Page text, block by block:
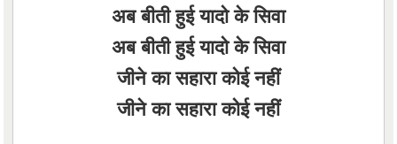
अब बीती हुई यादो के सिवा
अब बीती हुई यादो के सिवा
जीने का सहारा कोई नहीं
जीने का सहारा कोई नहीं